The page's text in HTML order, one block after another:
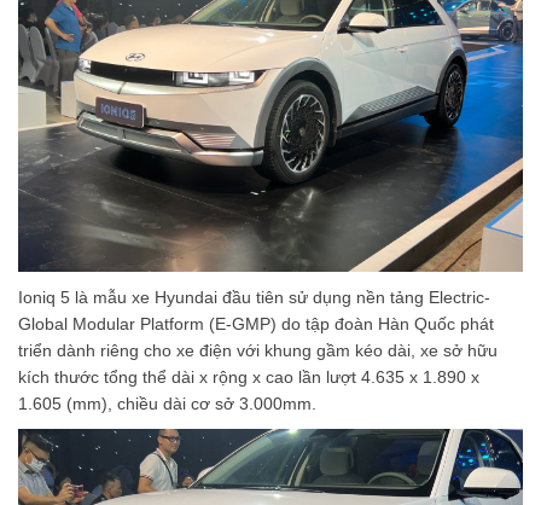
Ioniq 5 là mẫu xe Hyundai đầu tiên sử dụng nền tảng Electric-
Global Modular Platform (E-GMP) do tập đoàn Hàn Quốc phát
triển dành riêng cho xe điện với khung gầm kéo dài, xe sở hữu
kích thước tổng thể dài x rộng x cao lần lượt 4.635 x 1.890 x
1.605 (mm), chiều dài cơ sở 3.000mm.